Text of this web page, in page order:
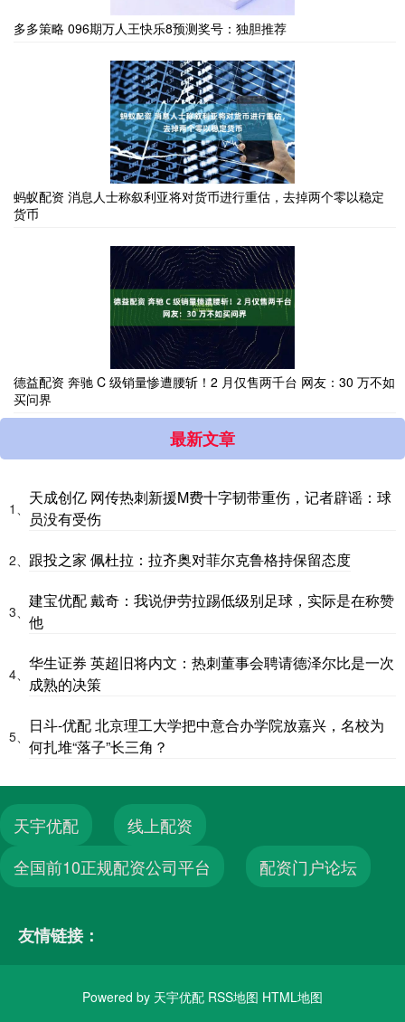
多多策略 096期万人王快乐8预测奖号：独胆推荐
蚂蚁配资 消息人士称叙利亚将对货币进行重估，去掉两个零以稳定
货币
德益配资 奔驰 C 级销量惨遭腰斩！2 月仅售两千台 网友：30 万不如
买问界
最新文章
1、
天成创亿 网传热刺新援M费十字韧带重伤，记者辟谣：球
员没有受伤
2、 跟投之家 佩杜拉：拉齐奥对菲尔克鲁格持保留态度
3、
建宝优配 戴奇：我说伊劳拉踢低级别足球，实际是在称赞
他
4、
华生证券 英超旧将内文：热刺董事会聘请德泽尔比是一次
成熟的决策
5、
日斗-优配 北京理工大学把中意合办学院放嘉兴，名校为
何扎堆“落子”长三角？
天宇优配
线上配资
全国前10正规配资公司平台
配资门户论坛
友情链接：
Powered by 天宇优配 RSS地图 HTML地图